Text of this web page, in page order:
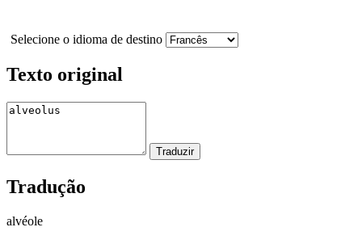
Selecione o idioma de destino
Texto original
Tradução
alvéole